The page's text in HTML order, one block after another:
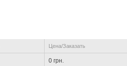
Цена/Заказать
0 грн.